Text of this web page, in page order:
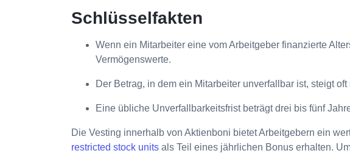
Schlüsselfakten
Wenn ein Mitarbeiter eine vom Arbeitgeber finanzierte
Vermögenswerte.
Der Betrag, in dem ein Mitarbeiter unverfallbar ist, steigt
Eine übliche Unverfallbarkeitsfrist beträgt drei bis fünf
Die Vesting innerhalb von Aktienboni bietet Arbeitgebern ein
restricted stock units als Teil eines jährlichen Bonus erhalten.